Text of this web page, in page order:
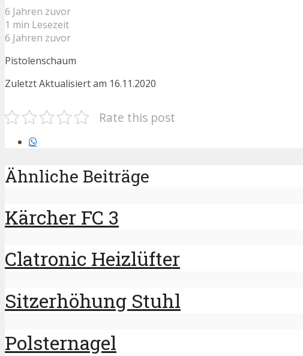
6 Jahren zuvor
1 min Lesezeit
6 Jahren zuvor
Pistolenschaum
Zuletzt Aktualisiert am 16.11.2020
Rate this post
Ähnliche Beiträge
Kärcher FC 3
Clatronic Heizlüfter
Sitzerhöhung Stuhl
Polsternagel